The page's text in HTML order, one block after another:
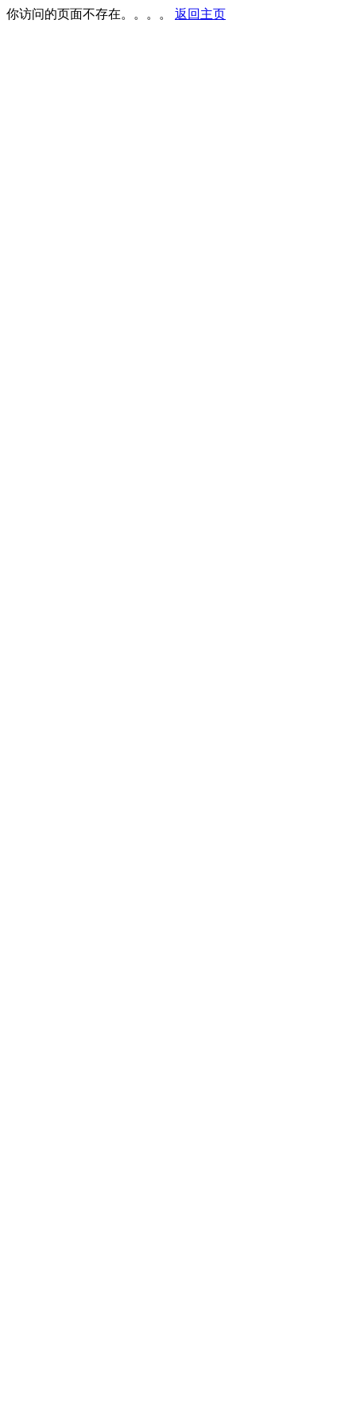
你访问的页面不存在。。。。 返回主页